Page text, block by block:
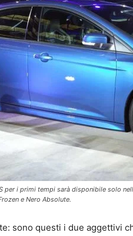
per i primi tempi sarà disponibile solo
e Nero Absolute.
sono questi i due aggettivi